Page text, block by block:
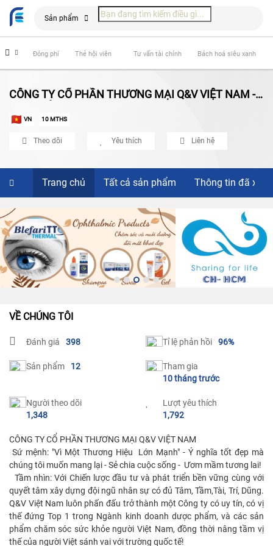
Sản phẩm
Đóng phí Thẻ hội viên Tư vấn tài chính Bách hoá siêu xanh
CÔNG TY CỔ PHẦN THƯƠNG MẠI Q&V VIỆT NAM -
VN 10 MTHS
Theo dõi Yêu thích Liên hệ
Trang chủ Tất cả sản phẩm Thông tin đã xác
VỀ CHÚNG TÔI
Đánh giá 398
Sản phẩm 12
Người theo dõi
1,348
Tỉ lệ phản hồi 96%
Tham gia
10 tháng trước
Lượt yêu thích
1,792
CÔNG TY CỔ PHẦN THƯƠNG MẠI Q&V VIỆT NAM
chúng tôi muốn mang lại - Sẻ chia cuộc sống -  Ươm mầm tương lai!
quyết tâm xây dựng đội ngũ nhân sự có đủ Tâm, Tầm,Tài, Trí, Dũng.
Q&V Việt Nam luôn phấn đấu trở thành một Công ty có uy tín, có vị
thế đứng Top 1 trong Ngành kinh doanh dược phẩm, và các sản
phẩm chăm sóc sức khỏe người Việt Nam, đồng thời nâng tầm vị
thế của người Việt sánh vai với trường quốc tế!